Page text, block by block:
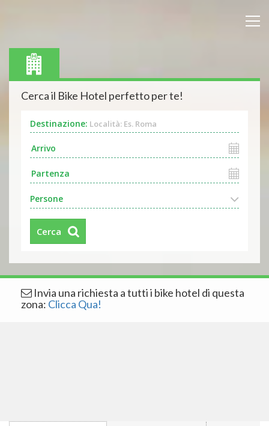
Cerca il Bike Hotel perfetto per te!
Destinazione: Località: Es. Roma
Persone
Cerca
Invia una richiesta a tutti i bike hotel di questa
zona: Clicca Qua!